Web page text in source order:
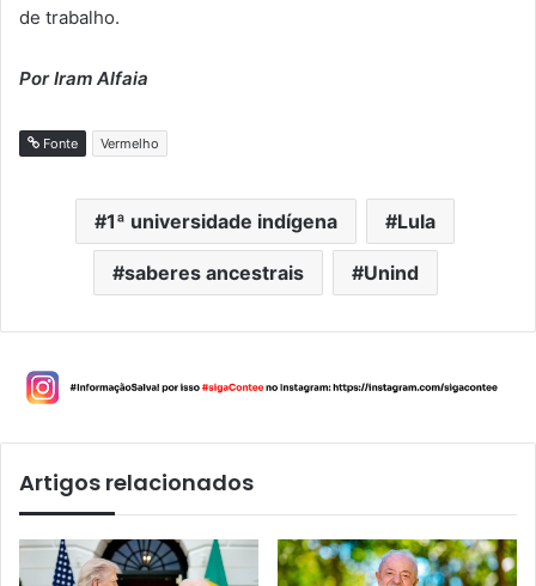
de trabalho.
Por Iram Alfaia
Fonte Vermelho
1ª universidade indígena Lula
saberes ancestrais Unind
Artigos relacionados